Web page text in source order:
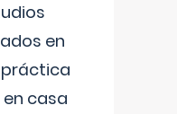
en
casa